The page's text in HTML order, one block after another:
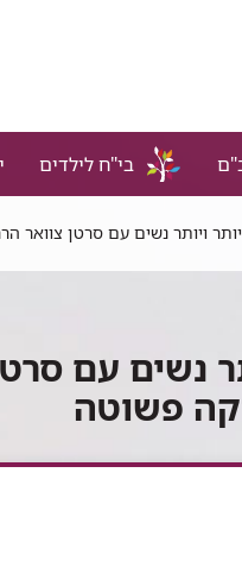
בי"ח לילדים
ויותר נשים עם סרטן
נשים עם
פשוטה